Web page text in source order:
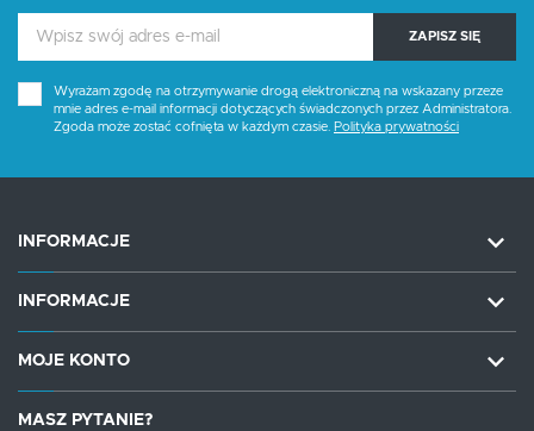
ZAPISZ SIĘ
Wyrażam zgodę na otrzymywanie drogą elektroniczną na wskazany przeze
mnie adres e-mail informacji dotyczących świadczonych przez Administratora.
Zgoda może zostać cofnięta w każdym czasie. Polityka prywatności
INFORMACJE
INFORMACJE
MOJE KONTO
MASZ PYTANIE?